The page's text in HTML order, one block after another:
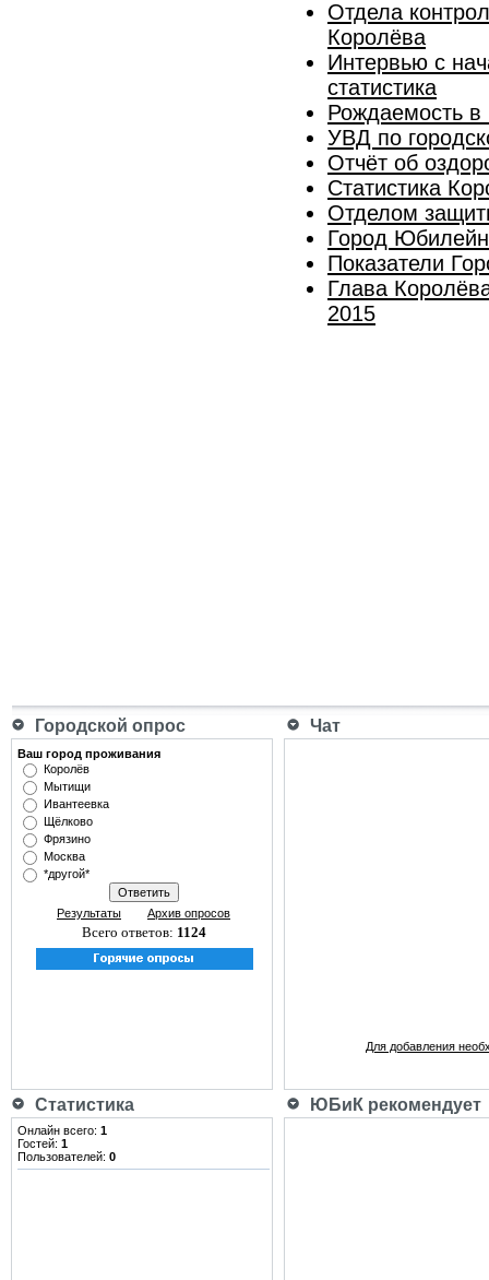
Отдела
Королёва
Интервью с
статистика
Рождаемость в
УВД по
Отчёт об
Статистика
Отделом
Город
Показатели
Глава
2015
Городской опрос Чат
Ваш город проживания
Королёв
Мытищи
Ивантеевка
Щёлково
Фрязино
Москва
*другой*
Результаты Архив опросов
Всего ответов: 1124
Для добавления
Статистика ЮБиК рекомендует
Онлайн всего: 1
Гостей: 1
Пользователей: 0